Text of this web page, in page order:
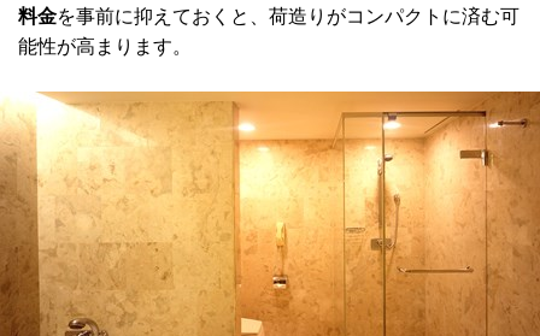
料金を事前に抑えておくと、荷造りがコンパクトに済む可
能性が高まります。